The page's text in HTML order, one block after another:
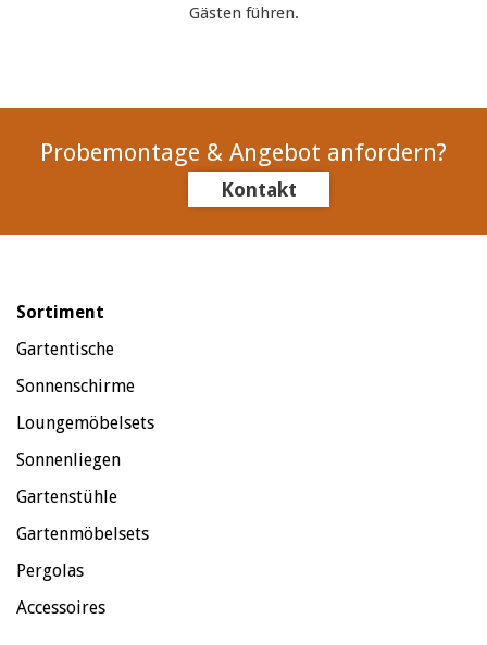
Gästen führen.
Probemontage & Angebot anfordern?
Kontakt
Sortiment
Gartentische
Sonnenschirme
Loungemöbelsets
Sonnenliegen
Gartenstühle
Gartenmöbelsets
Pergolas
Accessoires